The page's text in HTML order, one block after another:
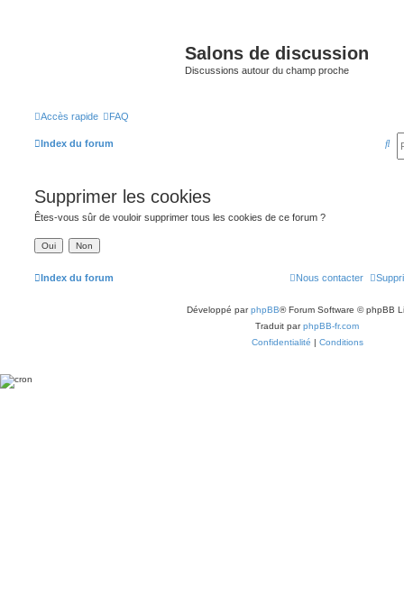
Salons de discussion
Discussions autour du champ proche
Accès rapide FAQ
Index du forum
R
e
Supprimer les cookies
Êtes-vous sûr de vouloir supprimer tous les cookies de ce forum ?
Index du forum Nous contacter
Développé parphpBB® Forum Software © phpBB
Traduit parphpBB-fr.com
Confidentialité | Conditions